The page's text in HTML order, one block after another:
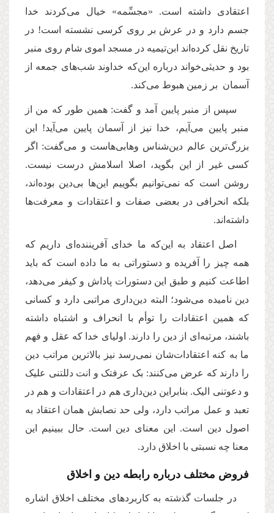
اعتقادی داشته است. «مجسِّمه» خیال می‌کردند خدا
جسم دارد و در عرش بر روی کرسی نشسته است! در
تاریخ نقل کرده‌اند ابن‌تیمیه در مسجد اموی شام روی منبر
بود و حدیثی‌خواند درباره این‌‌که خداوند شب‌های جمعه از
آسمان بر زمین هبوط می‌کند.
سپس از منبر پایین آمد و گفت: همین طور که من از
منبر پایین می‌آیم، خدا نیز از آسمان پایین می‌آید! این
بزرگ‌ترین عالم دین‌شناس وهابی‌هاست و می‌گفت: اگر
کسی غیر از این بگوید، اصلا اسلامش درست نیست.
روشن است که نمی‌توانیم بگوییم این‌ها بی‌دین بوده‌اند،
بلکه انحرافی در بعضی صفات و اعتقادات و معرفت‌ها
داشته‌اند.
اصل اعتقاد به این‌که ما خدای آفریننده‌ای داریم که
همه چیز را آفریده و دستوراتی به ما داده است که باید
اطاعت کنیم و طبق این دستورات پاداش و کیفر می‌دهد،
دین نامیده می‌شود؛ البته دین‌داری مراتبی دارد و کسانی
که همین اعتقادات را توأم با انحراف و اشتباه داشته
باشند، مرتبه‌ای از دین را دارند. اولیای خدا که عقل‌ و فهم
ما به کنه اعتقادات‌شان نمی‌رسد نیز بالاترین مراتب دین
را دارند که عرض می‌کنند: بک عرفتک و انت دللتنی علیک
و دعوتنی الیک. بنابراین دین‌داری هم در اعتقادات و هم در
تعبد و عمل مراتب دارد، ولی حد نصابش همان اعتقاد به
اصول دین است. این معنای دین است. حال ببینیم این
معنا چه نسبتی با اخلاق دارد.
فروض مختلف درباره رابطه دین و اخلاق
در جلسات گذشته به کاربردهای مختلف اخلاق اشاره